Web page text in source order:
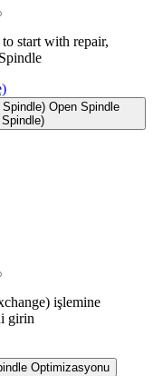
start with repair,
Open Spindle
işlemine
girin
Optimizasyonu